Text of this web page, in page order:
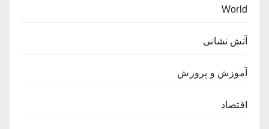
World
آتش نشانی
آموزش و پرورش
اقتصاد